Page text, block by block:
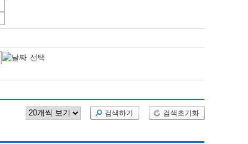
검색하기 검색초기화